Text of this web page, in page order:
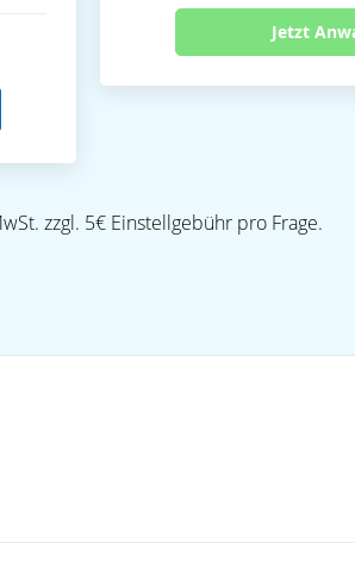
Jetzt
zzgl. 5€ Einstellgebühr pro Frage.